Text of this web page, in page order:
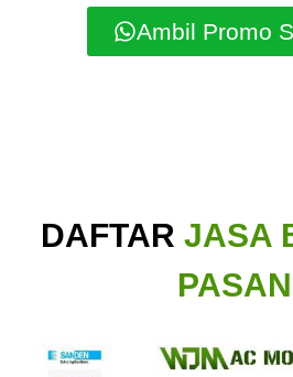
Ambil Promo
DAFTAR JASA